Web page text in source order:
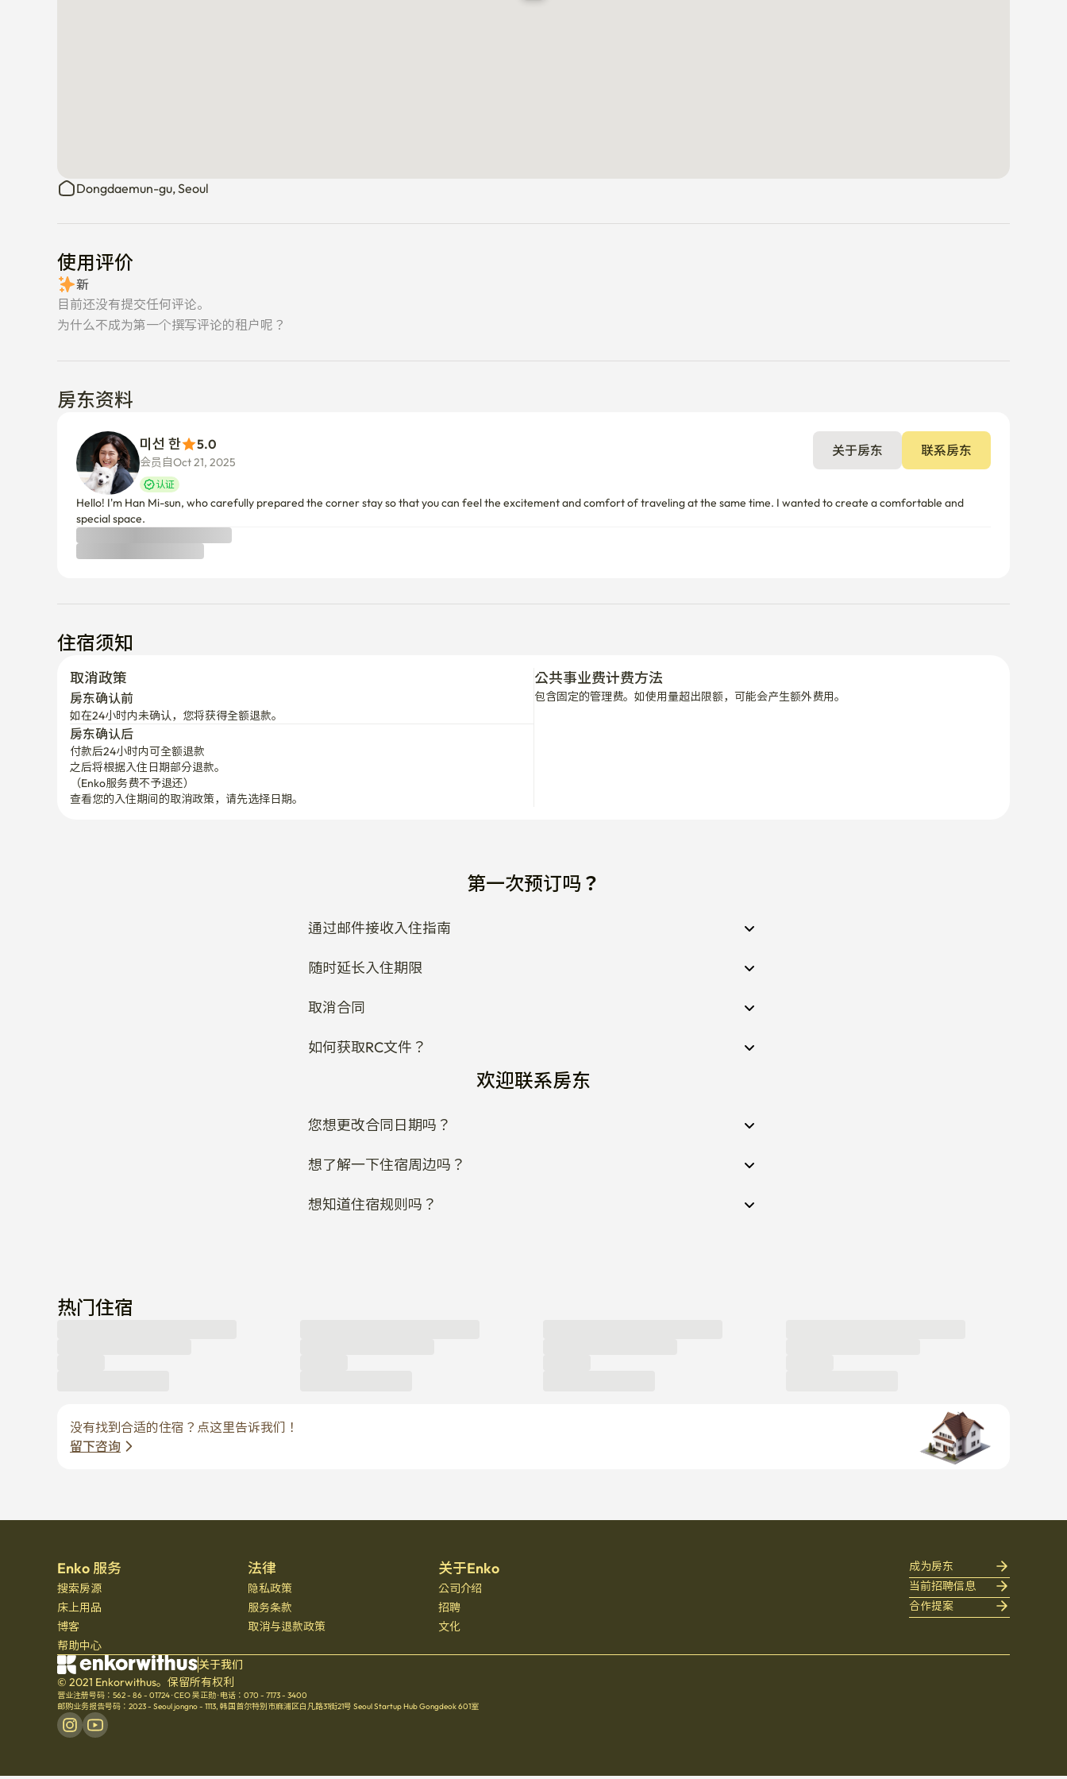
Dongdaemun-gu, Seoul
使用评价
新
目前还没有提交任何评论。
为什么不成为第一个撰写评论的租户呢？
房东资料
미선 한 5.0
会员自Oct 21, 2025
认证
关于房东 联系房东
Hello! I'm Han Mi-sun, who carefully prepared the corner stay so that you can feel the excitement and comfort of traveling at the same time. I wanted to create a comfortable and
special space.
住宿须知
取消政策
如在24小时内未确认，您将获得全额退款。
房东确认后
付款后24小时内可全额退款
之后将根据入住日期部分退款。
（Enko服务费不予退还）
查看您的入住期间的取消政策，请先选择日期。
随时延长入住期限
取消合同
如何获取RC文件？
想了解一下住宿周边吗？
想知道住宿规则吗？
床上用品
博客
帮助中心
服务条款
取消与退款政策
招聘
文化
合作提案
© 2021 Enkorwithus。保留所有权利
营业注册号码：562 - 86 - 01724·CEO 吴正勋·电话：070 - 7173 - 3400
邮购业务报告号码：2023 - Seoul jongno - 1113